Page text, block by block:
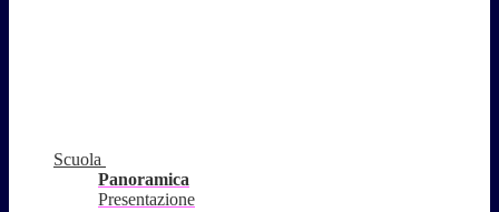
Scuola
Panoramica
Presentazione